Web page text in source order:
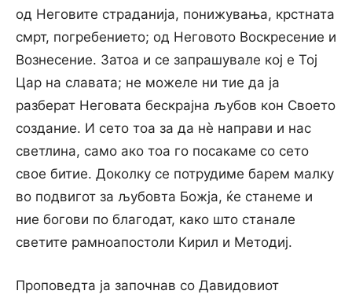
од Неговите страданија, понижувања, крстната
смрт, погребението; од Неговото Воскресение и
Вознесение. Затоа и се запрашувале кој е Тој
Цар на славата; не можеле ни тие да ја
разберат Неговата бескрајна љубов кон Своето
создание. И сето тоа за да нè направи и нас
светлина, само ако тоа го посакаме со сето
свое битие. Доколку се потрудиме барем малку
во подвигот за љубовта Божја, ќе станеме и
ние богови по благодат, како што станале
светите рамноапостоли Кирил и Методиј.
Проповедта ја започнав со Давидовиот